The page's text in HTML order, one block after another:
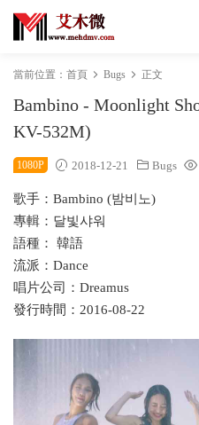
當前位置： 首頁 Bugs 正文
Bambino - Moonlight
KV-532M)
1080P 2018-12-21 Bugs
歌手：Bambino (밤비노)
專輯：달빛샤워
語種： 韓語
流派：Dance
唱片公司：Dreamus
發行時間：2016-08-22